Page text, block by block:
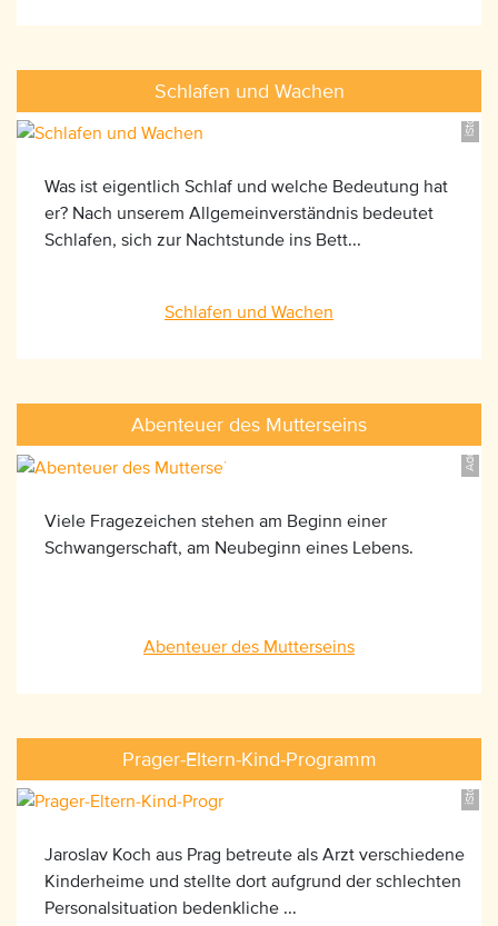
Schlafen und Wachen iStock_183315886, ©jfairone
Was ist eigentlich Schlaf und welche Bedeutung hat
er? Nach unserem Allgemeinverständnis bedeutet
Schlafen, sich zur Nachtstunde ins Bett...
Schlafen und Wachen
Abenteuer des Mutterseins AdobeStock_27346199, ©detailblick-foto
Viele Fragezeichen stehen am Beginn einer
Schwangerschaft, am Neubeginn eines Lebens.
Abenteuer des Mutterseins
Prager-Eltern-Kind-Programm iStock_173639153, ©Lloret
Jaroslav Koch aus Prag betreute als Arzt verschiedene
Kinderheime und stellte dort aufgrund der schlechten
Personalsituation bedenkliche ...